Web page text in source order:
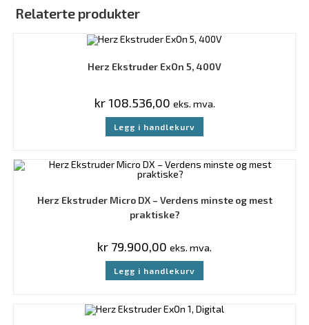
Relaterte produkter
Herz Ekstruder ExOn 5, 400V
kr108.536,00 eks. mva.
Legg i handlekurv
Herz Ekstruder Micro DX – Verdens minste og mest
praktiske?
kr 79.900,00 eks. mva.
Legg i handlekurv